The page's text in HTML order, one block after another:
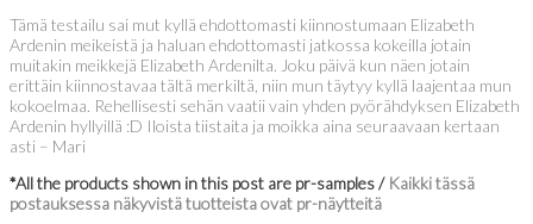
Tämä testailu sai mut kyllä ehdottomasti kiinnostumaan Elizabeth
Ardenin meikeistä ja haluan ehdottomasti jatkossa kokeilla jotain
muitakin meikkejä Elizabeth Ardenilta. Joku päivä kun näen jotain
erittäin kiinnostavaa tältä merkiltä, niin mun täytyy kyllä laajentaa mun
kokoelmaa. Rehellisesti sehän vaatii vain yhden pyörähdyksen Elizabeth
Ardenin hyllyillä :D Iloista tiistaita ja moikka aina seuraavaan kertaan
asti – Mari
*All the products shown in this post are pr-samples / Kaikki tässä
postauksessa näkyvistä tuotteista ovat pr-näytteitä